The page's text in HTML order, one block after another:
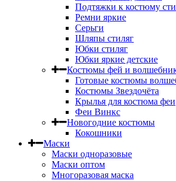
Подтяжки к костюму
Ремни яркие
Серьги
Шляпы стиляг
Юбки стиляг
Юбки яркие детские
Костюмы фей и
Готовые костюмы
Костюмы Звездочёта
Крылья для костюма феи
Феи Винкс
Новогодние костюмы
Кокошники
Маски
Маски одноразовые
Маски оптом
Многоразовая маска